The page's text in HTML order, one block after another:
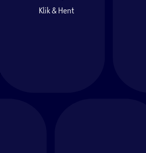
Klik & Hent